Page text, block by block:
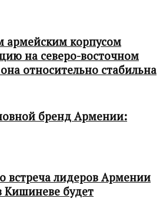
корпусом
на северо-восточном
относительно стабильна
бренд Армении:
лидеров Армении
Кишиневе будет